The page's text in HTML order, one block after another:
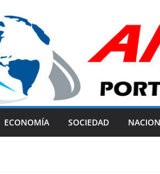
ECONOMÍA SOCIEDAD